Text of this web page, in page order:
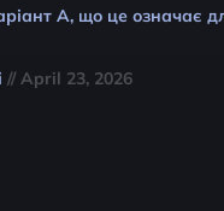
A, що це означає
// April 23, 2026